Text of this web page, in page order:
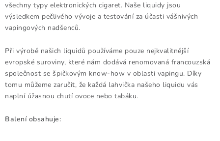
všechny typy elektronických cigaret. Naše liquidy jsou
výsledkem pečlivého vývoje a testování za účasti vášnivých
vapingových nadšenců.
Při výrobě našich liquidů používáme pouze nejkvalitnější
evropské suroviny, které nám dodává renomovaná francouzská
společnost se špičkovým know-how v oblasti vapingu. Díky
tomu můžeme zaručit, že každá lahvička našeho liquidu vás
naplní úžasnou chutí ovoce nebo tabáku.
Balení obsahuje: